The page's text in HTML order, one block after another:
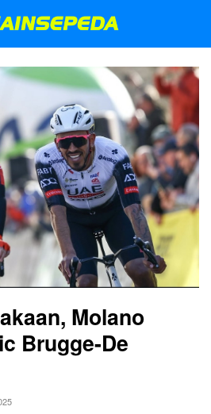
Molano
Brugge-De